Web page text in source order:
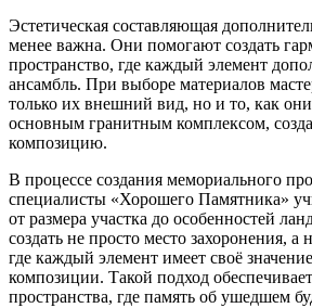
Эстетическая составляющая
менее важна. Они помогают создать
пространство, где каждый элемент
ансамбль. При выборе материалов
только их внешний вид, но и то, как они
основным гранитным комплексом,
композицию.
В процессе создания мемориального
специалисты «Хорошего Памятника»
от размера участка до особенностей
создать не просто место захоронения,
где каждый элемент имеет своё
композиции. Такой подход
пространства, где память об ушедшем